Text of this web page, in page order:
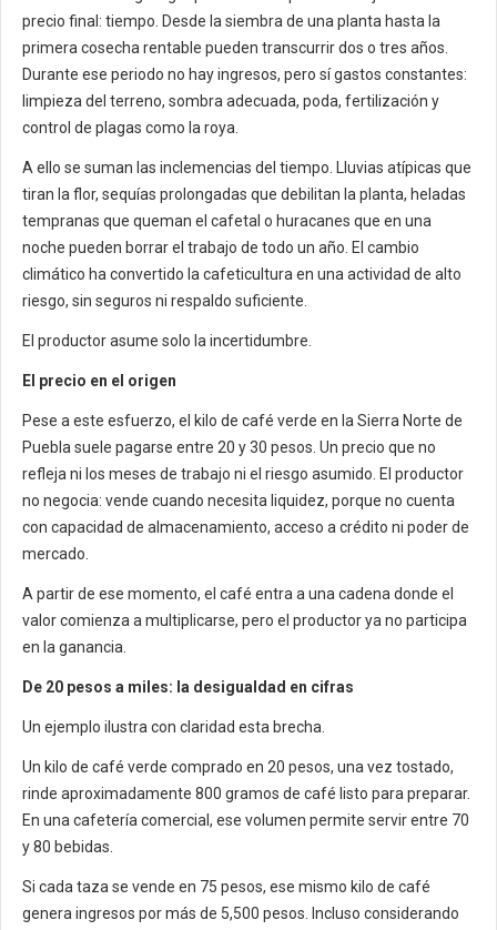
precio final: tiempo. Desde la siembra de una planta hasta la
primera cosecha rentable pueden transcurrir dos o tres años.
Durante ese periodo no hay ingresos, pero sí gastos constantes:
limpieza del terreno, sombra adecuada, poda, fertilización y
control de plagas como la roya.
A ello se suman las inclemencias del tiempo. Lluvias atípicas que
tiran la flor, sequías prolongadas que debilitan la planta, heladas
tempranas que queman el cafetal o huracanes que en una
noche pueden borrar el trabajo de todo un año. El cambio
climático ha convertido la cafeticultura en una actividad de alto
riesgo, sin seguros ni respaldo suficiente.
El productor asume solo la incertidumbre.
El precio en el origen
Pese a este esfuerzo, el kilo de café verde en la Sierra Norte de
Puebla suele pagarse entre 20 y 30 pesos. Un precio que no
refleja ni los meses de trabajo ni el riesgo asumido. El productor
no negocia: vende cuando necesita liquidez, porque no cuenta
con capacidad de almacenamiento, acceso a crédito ni poder de
mercado.
A partir de ese momento, el café entra a una cadena donde el
valor comienza a multiplicarse, pero el productor ya no participa
en la ganancia.
De 20 pesos a miles: la desigualdad en cifras
Un ejemplo ilustra con claridad esta brecha.
Un kilo de café verde comprado en 20 pesos, una vez tostado,
rinde aproximadamente 800 gramos de café listo para preparar.
En una cafetería comercial, ese volumen permite servir entre 70
y 80 bebidas.
Si cada taza se vende en 75 pesos, ese mismo kilo de café
genera ingresos por más de 5,500 pesos. Incluso considerando